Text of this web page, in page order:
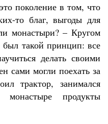
поколение в том, что
то благ, выгоды для
монастыри? – Кругом
такой принцип: все
делать своими
сами могли поехать за
трактор, занимался
продукты